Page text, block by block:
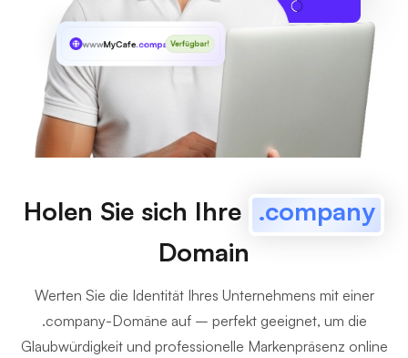
wwwMyCafe.companyVerfügbar!
Holen Sie sich Ihre .company
Domain
Werten Sie die Identität Ihres Unternehmens mit einer
.company-Domäne auf – perfekt geeignet, um die
Glaubwürdigkeit und professionelle Markenpräsenz online